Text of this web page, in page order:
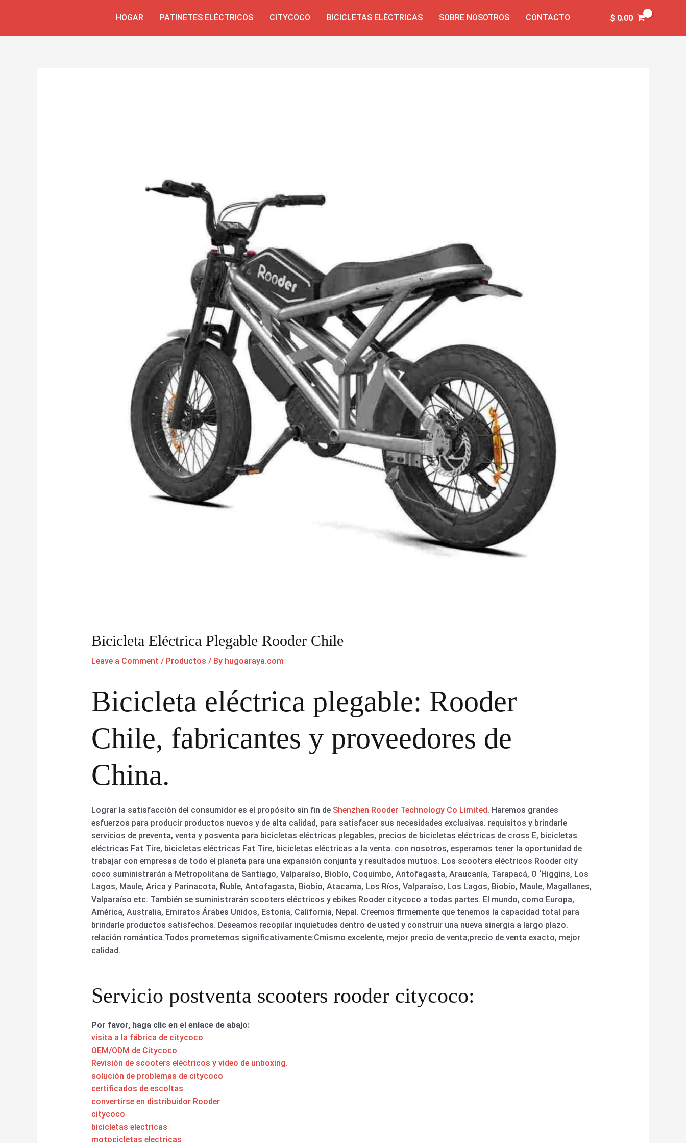
HOGAR PATINETES ELÉCTRICOS CITYCOCO BICICLETAS ELÉCTRICAS SOBRE NOSOTROS CONTACTO $ 0.00
Bicicleta Eléctrica Plegable Rooder Chile
Leave a Comment / Productos / By hugoaraya.com
Bicicleta eléctrica plegable: Rooder
Chile, fabricantes y proveedores de
China.
Lograr la satisfacción del consumidor es el propósito sin fin de Shenzhen Rooder Technology Co Limited. Haremos grandes
esfuerzos para producir productos nuevos y de alta calidad, para satisfacer sus necesidades exclusivas. requisitos y brindarle
servicios de preventa, venta y posventa para bicicletas eléctricas plegables, precios de bicicletas eléctricas de cross E, bicicletas
eléctricas Fat Tire, bicicletas eléctricas Fat Tire, bicicletas eléctricas a la venta. con nosotros, esperamos tener la oportunidad de
trabajar con empresas de todo el planeta para una expansión conjunta y resultados mutuos. Los scooters eléctricos Rooder city
coco suministrarán a Metropolitana de Santiago, Valparaíso, Biobío, Coquimbo, Antofagasta, Araucanía, Tarapacá, O ‘Higgins, Los
Lagos, Maule, Arica y Parinacota, Ñuble, Antofagasta, Biobío, Atacama, Los Ríos, Valparaíso, Los Lagos, Biobío, Maule, Magallanes,
Valparaíso etc. También se suministrarán scooters eléctricos y ebikes Rooder citycoco a todas partes. El mundo, como Europa,
América, Australia, Emiratos Árabes Unidos, Estonia, California, Nepal. Creemos firmemente que tenemos la capacidad total para
brindarle productos satisfechos. Deseamos recopilar inquietudes dentro de usted y construir una nueva sinergia a largo plazo.
relación romántica.Todos prometemos significativamente:Cmismo excelente, mejor precio de venta;precio de venta exacto, mejor
calidad.
Servicio postventa scooters rooder citycoco:
Por favor, haga clic en el enlace de abajo:
visita a la fábrica de citycoco
OEM/ODM de Citycoco
Revisión de scooters eléctricos y video de unboxing.
solución de problemas de citycoco
certificados de escoltas
convertirse en distribuidor Rooder
citycoco
bicicletas electricas
motocicletas electricas